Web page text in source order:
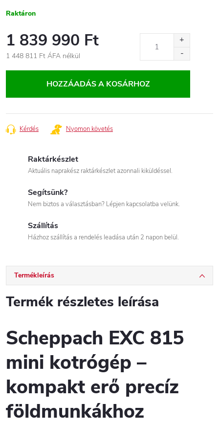
Raktáron
1 839 990 Ft
1 448 811 Ft ÁFA nélkül
HOZZÁADÁS A KOSÁRHOZ
Kérdés Nyomon követés
Raktárkészlet
Aktuális naprakész raktárkészlet azonnali kiküldéssel.
Segítsünk?
Nem biztos a választásban? Lépjen kapcsolatba velünk.
Szállítás
Házhoz szállítás a rendelés leadása után 2 napon belül.
Termékleírás
Termék részletes leírása
Scheppach EXC 815
mini kotrógép –
kompakt erő precíz
földmunkákhoz